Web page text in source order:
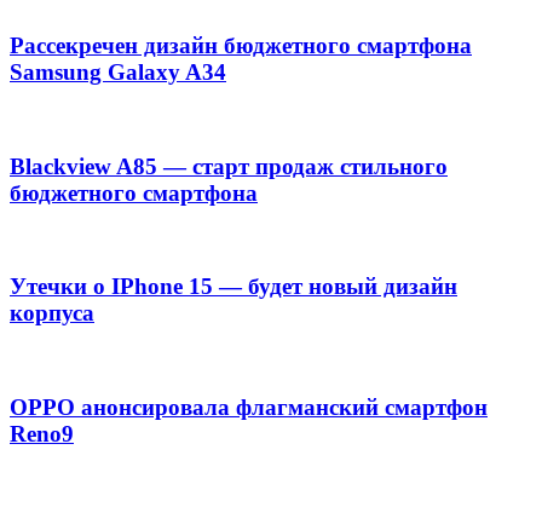
Рассекречен дизайн бюджетного смартфона
Samsung Galaxy A34
Blackview A85 — старт продаж стильного
бюджетного смартфона
Утечки о IPhone 15 — будет новый дизайн
корпуса
OPPO анонсировала флагманский смартфон
Reno9